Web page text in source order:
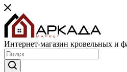
Интернет-магазин кровельных и